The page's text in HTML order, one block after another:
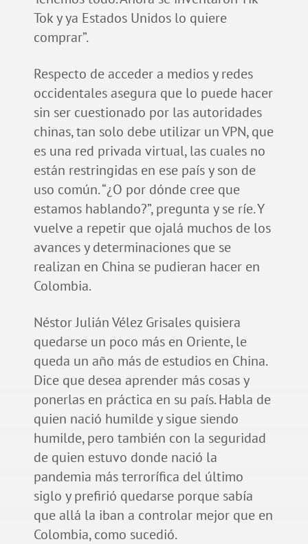
Tok y ya Estados Unidos lo quiere
comprar”.
Respecto de acceder a medios y redes
occidentales asegura que lo puede hacer
sin ser cuestionado por las autoridades
chinas, tan solo debe utilizar un VPN, que
es una red privada virtual, las cuales no
están restringidas en ese país y son de
uso común. “¿O por dónde cree que
estamos hablando?”, pregunta y se ríe. Y
vuelve a repetir que ojalá muchos de los
avances y determinaciones que se
realizan en China se pudieran hacer en
Colombia.
Néstor Julián Vélez Grisales quisiera
quedarse un poco más en Oriente, le
queda un año más de estudios en China.
Dice que desea aprender más cosas y
ponerlas en práctica en su país. Habla de
quien nació humilde y sigue siendo
humilde, pero también con la seguridad
de quien estuvo donde nació la
pandemia más terrorífica del último
siglo y prefirió quedarse porque sabía
que allá la iban a controlar mejor que en
Colombia, como sucedió.